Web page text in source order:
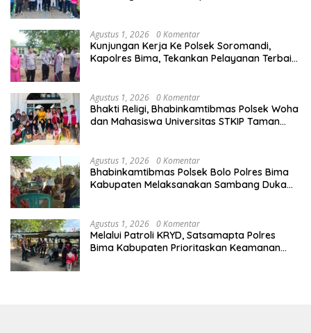
Agustus 1, 2026 0 Komentar
Kunjungan Kerja Ke Polsek Soromandi,
Kapolres Bima, Tekankan Pelayanan Terbaik
Agustus 1, 2026 0 Komentar
Bhakti Religi, Bhabinkamtibmas Polsek Woha
dan Mahasiswa Universitas STKIP Taman
Agustus 1, 2026 0 Komentar
Bhabinkamtibmas Polsek Bolo Polres Bima
Kabupaten Melaksanakan Sambang Duka
Agustus 1, 2026 0 Komentar
Melalui Patroli KRYD, Satsamapta Polres
Bima Kabupaten Prioritaskan Keamanan